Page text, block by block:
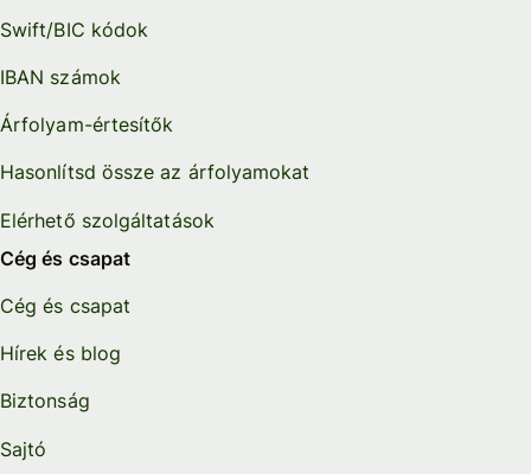
Swift/BIC kódok
IBAN számok
Árfolyam-értesítők
Hasonlítsd össze az árfolyamokat
Elérhető szolgáltatások
Cég és csapat
Cég és csapat
Hírek és blog
Biztonság
Sajtó